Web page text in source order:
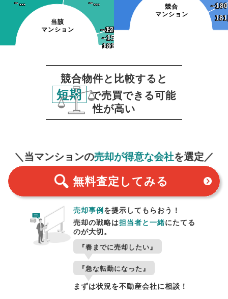
当該
マンション
~…
~… ~…
~…
~90日
~90日
~120日
~120日
~150日
~150日
~180日
~180日
181日~
181日~
競合
マンション
競合物件と比較すると
短期
で売買できる可能
性が高い
＼当マンションの売却が得意な会社を選定／
無料査定 してみる
売却事例 を提示してもらおう！
売却の戦略は担当者と一緒にたてる
のが大切。
『春までに売却したい』
『急な転勤になった』
まずは状況を不動産会社に相談！